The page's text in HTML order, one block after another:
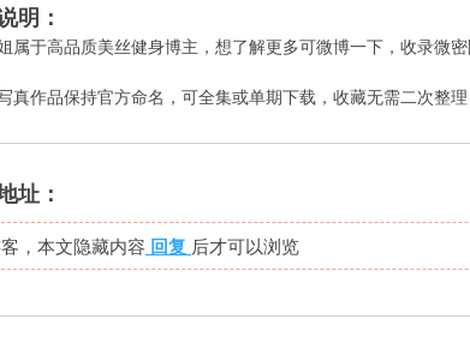
明：
属于高品质美丝健身博主，想了解更多可微博一下，收录微
真作品保持官方命名，可全集或单期下载，收藏无需二次整
址：
，本文隐藏内容 回复 后才可以浏览